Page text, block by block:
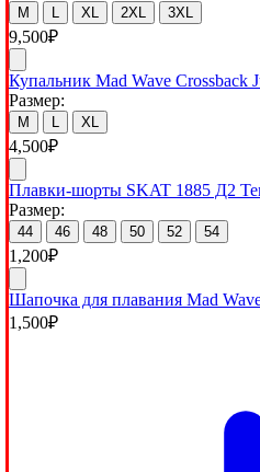
M XL 2XL 3XL
9,500₽
Купальник Mad Wave Crossback
Размер:
M XL
4,500₽
Плавки-шорты SKAT 1885 Д2
Размер:
44 46 48 50 52 54
1,200₽
Шапочка для плавания Mad
1,500₽